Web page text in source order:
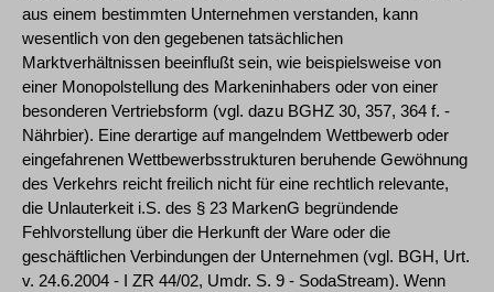
aus einem bestimmten Unternehmen verstanden, kann
wesentlich von den gegebenen tatsächlichen
Marktverhältnissen beeinflußt sein, wie beispielsweise von
einer Monopolstellung des Markeninhabers oder von einer
besonderen Vertriebsform (vgl. dazu BGHZ 30, 357, 364 f. -
Nährbier). Eine derartige auf mangelndem Wettbewerb oder
eingefahrenen Wettbewerbsstrukturen beruhende Gewöhnung
des Verkehrs reicht freilich nicht für eine rechtlich relevante,
die Unlauterkeit i.S. des § 23 MarkenG begründende
Fehlvorstellung über die Herkunft der Ware oder die
geschäftlichen Verbindungen der Unternehmen (vgl. BGH, Urt.
v. 24.6.2004 - I ZR 44/02, Umdr. S. 9 - SodaStream). Wenn